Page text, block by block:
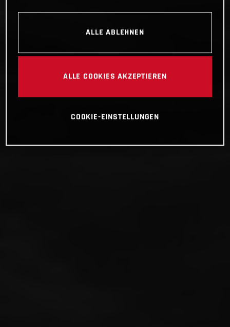
ALLE ABLEHNEN
ALLE COOKIES AKZEPTIEREN
COOKIE-EINSTELLUNGEN